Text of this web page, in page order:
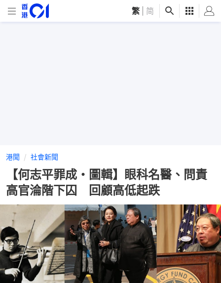
繁 简
港聞 社會新聞
【何志平罪成・圖輯】眼科名醫、問責
高官淪階下囚 回顧高低起跌